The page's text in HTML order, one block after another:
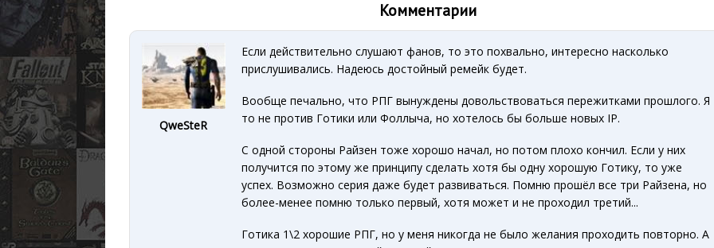
Комментарии
QweSteR
Если действительно слушают фанов, то это похвально, интересно насколько
прислушивались. Надеюсь достойный ремейк будет.
Вообще печально, что РПГ вынуждены довольствоваться пережитками прошлого. Я
то не против Готики или Фоллыча, но хотелось бы больше новых IP.
С одной стороны Райзен тоже хорошо начал, но потом плохо кончил. Если у них
получится по этому же принципу сделать хотя бы одну хорошую Готику, то уже
успех. Возможно серия даже будет развиваться. Помню прошёл все три Райзена, но
более-менее помню только первый, хотя может и не проходил третий...
Готика 1\2 хорошие РПГ, но у меня никогда не было желания проходить повторно. А